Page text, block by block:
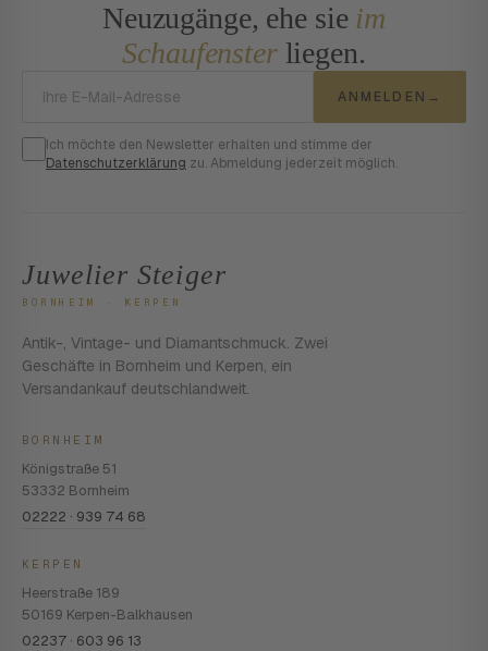
Neuzugänge, ehe sie im
Schaufensterliegen.
ANMELDEN →
Ich möchte den Newsletter erhalten und stimme der
Datenschutzerklärung zu. Abmeldung jederzeit möglich.
Juwelier Steiger
BORNHEIM · KERPEN
Antik-, Vintage- und Diamantschmuck. Zwei
Geschäfte in Bornheim und Kerpen, ein
Versandankauf deutschlandweit.
BORNHEIM
Königstraße 51
53332 Bornheim
02222 · 939 74 68
KERPEN
Heerstraße 189
50169 Kerpen-Balkhausen
02237 · 603 96 13